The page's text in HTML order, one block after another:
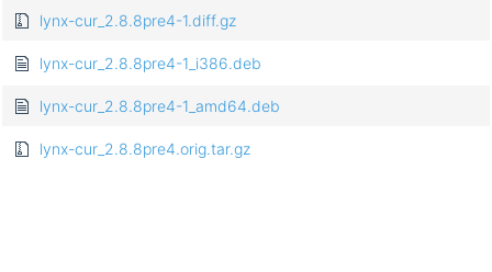
lynx-cur_2.8.8pre4-1.diff.gz
lynx-cur_2.8.8pre4-1_i386.deb
lynx-cur_2.8.8pre4-1_amd64.deb
lynx-cur_2.8.8pre4.orig.tar.gz